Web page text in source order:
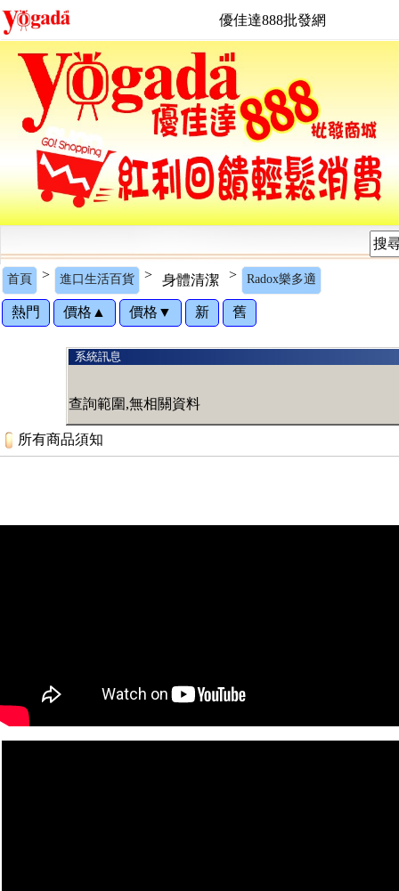
優佳達888批發網
首頁 > 進口生活百貨 > 身體清潔 > Radox樂多適
熱門 價格▲ 價格▼ 新 舊
系統訊息
查詢範圍,無相關資料
所有商品須知